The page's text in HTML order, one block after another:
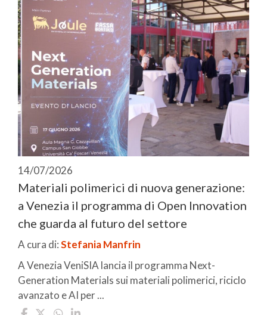
14/07/2026
Materiali polimerici di nuova generazione:
a Venezia il programma di Open Innovation
che guarda al futuro del settore
A cura di:Stefania Manfrin
A Venezia VeniSIA lancia il programma Next-
Generation Materials sui materiali polimerici, riciclo
avanzato e AI per ...